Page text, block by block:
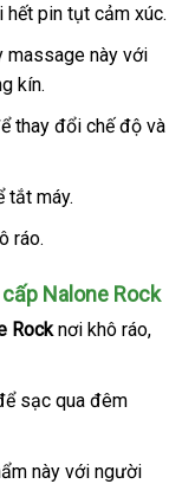
pin tụt cảm xúc.
massage này gần
với
kín.
thay đổi chế độ nổi
và
tắt máy.
ráo.
Nalone Rock
Rocknơi khô ráo,
sạc qua đêm
này online
với người